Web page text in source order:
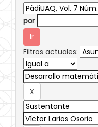
por
Filtros actuales: